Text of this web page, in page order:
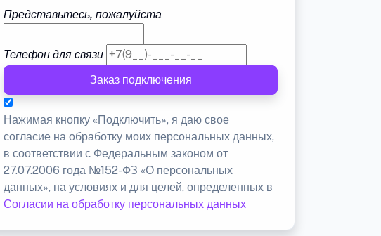
Представьтесь, пожалуйста
Телефон для связи
Заказ подключения
Нажимая кнопку «Подключить», я даю свое
согласие на обработку моих персональных данных,
в соответствии с Федеральным законом от
27.07.2006 года №152-ФЗ «О персональных
данных», на условиях и для целей, определенных в
Согласии на обработку персональных данных